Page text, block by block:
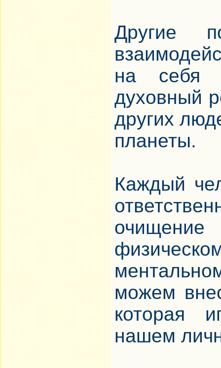
Другие
на себя
духовный
других
планеты.
Каждый
можем
которая
нашем